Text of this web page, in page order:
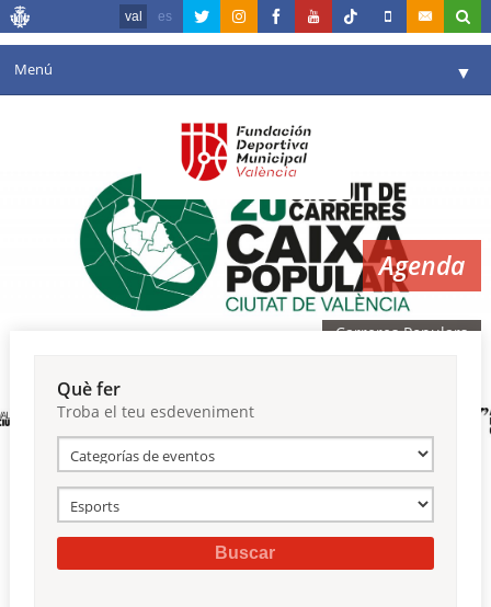
val es
Menú ▼
Instal·lacions
Comunicació ▼
València en esport ▼
Reserves
Agenda
Carreres Populars
Què fer
Troba el teu esdeveniment